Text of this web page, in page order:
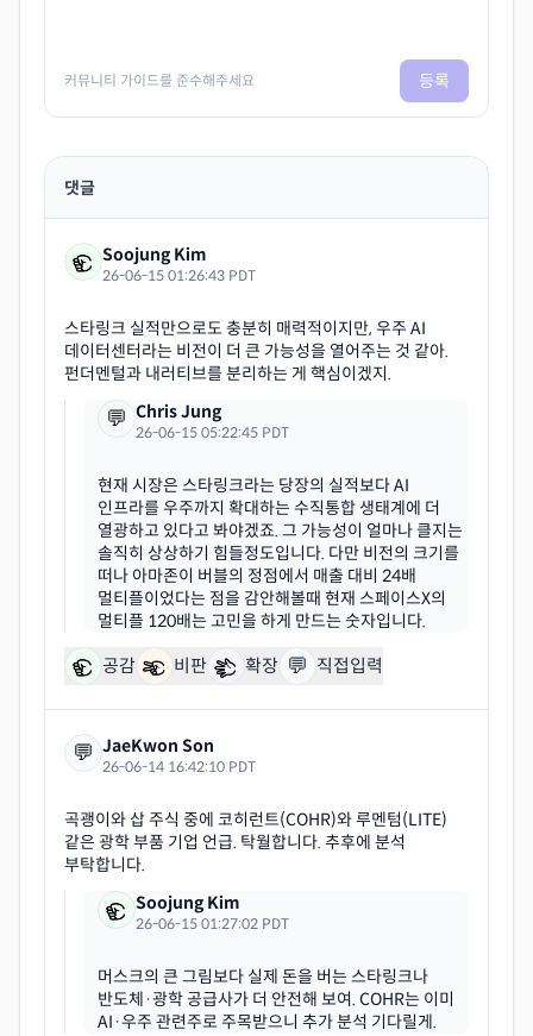
커뮤니티 가이드를 준수해주세요 등록
댓글
Soojung Kim
26-06-15 01:26:43 PDT
스타링크 실적만으로도 충분히 매력적이지만, 우주 AI
데이터센터라는 비전이 더 큰 가능성을 열어주는 것 같아.
💬 Chris Jung
26-06-15 05:22:45 PDT
현재 시장은 스타링크라는 당장의 실적보다 AI
인프라를 우주까지 확대하는 수직통합 생태계에 더
열광하고 있다고 봐야겠죠. 그 가능성이 얼마나 클지는
솔직히 상상하기 힘들정도입니다. 다만 비전의 크기를
떠나 아마존이 버블의 정점에서 매출 대비 24배
멀티플이었다는 점을 감안해볼때 현재 스페이스X의
공감 비판 확장 💬 직접입력
💬 JaeKwon Son
26-06-14 16:42:10 PDT
곡괭이와 삽 주식 중에 코히런트(COHR)와 루멘텀(LITE)
같은 광학 부품 기업 언급. 탁월합니다. 추후에 분석
Soojung Kim
26-06-15 01:27:02 PDT
머스크의 큰 그림보다 실제 돈을 버는 스타링크나
반도체·광학 공급사가 더 안전해 보여. COHR는 이미